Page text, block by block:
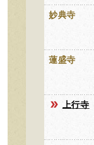
妙典寺
蓮盛寺
上行寺